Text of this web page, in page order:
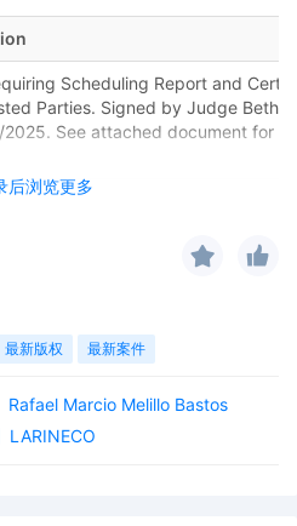
后浏览更多
Scheduling Report and
Parties. Signed by Judge Beth
2025. See attached document for
ORDER REGARDING SCHEDULE "A"
2025. See attached document for
to 28 USC 636(c), the
that the U.S. Magistrate
最新版权 最新案件
Rafael Marcio Melillo Bastos
LARINECO